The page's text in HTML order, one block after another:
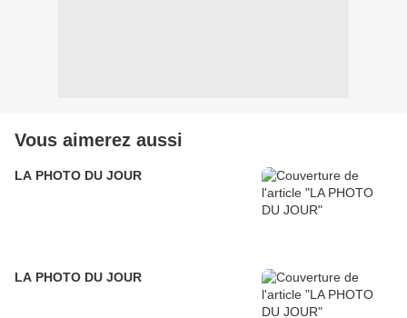
Vous aimerez aussi
LA PHOTO DU JOUR
LA PHOTO DU JOUR